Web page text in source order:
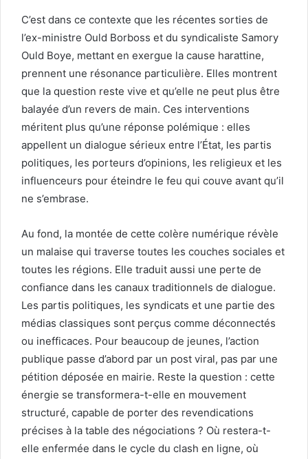
C’est dans ce contexte que les récentes sorties de
l’ex-ministre Ould Borboss et du syndicaliste Samory
Ould Boye, mettant en exergue la cause harattine,
prennent une résonance particulière. Elles montrent
que la question reste vive et qu’elle ne peut plus être
balayée d’un revers de main. Ces interventions
méritent plus qu’une réponse polémique : elles
appellent un dialogue sérieux entre l’État, les partis
politiques, les porteurs d’opinions, les religieux et les
influenceurs pour éteindre le feu qui couve avant qu’il
ne s’embrase.
Au fond, la montée de cette colère numérique révèle
un malaise qui traverse toutes les couches sociales et
toutes les régions. Elle traduit aussi une perte de
confiance dans les canaux traditionnels de dialogue.
Les partis politiques, les syndicats et une partie des
médias classiques sont perçus comme déconnectés
ou inefficaces. Pour beaucoup de jeunes, l’action
publique passe d’abord par un post viral, pas par une
pétition déposée en mairie. Reste la question : cette
énergie se transformera-t-elle en mouvement
structuré, capable de porter des revendications
précises à la table des négociations ? Où restera-t-
elle enfermée dans le cycle du clash en ligne, où